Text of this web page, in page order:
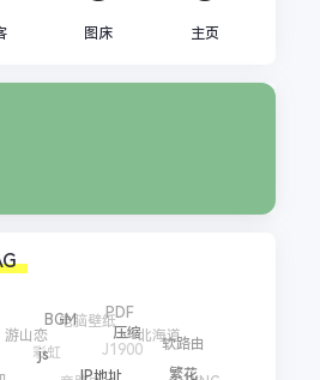
图床 主页
旁路由
J1900
北海道
软路由
彩虹
电脑壁纸PDF
压缩
游山恋
BGM
js